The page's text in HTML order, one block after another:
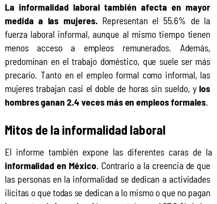
La informalidad laboral también afecta en mayor
medida a las mujeres. Representan el 55.6% de la
fuerza laboral informal, aunque al mismo tiempo tienen
menos acceso a empleos remunerados. Además,
predominan en el trabajo doméstico, que suele ser más
precario. Tanto en el empleo formal como informal, las
mujeres trabajan casi el doble de horas sin sueldo, y los
hombres ganan 2.4 veces más en empleos formales.
Mitos de la informalidad laboral
El informe también expone las diferentes caras de la
informalidad en México. Contrario a la creencia de que
las personas en la informalidad se dedican a actividades
ilícitas o que todas se dedican a lo mismo o que no pagan